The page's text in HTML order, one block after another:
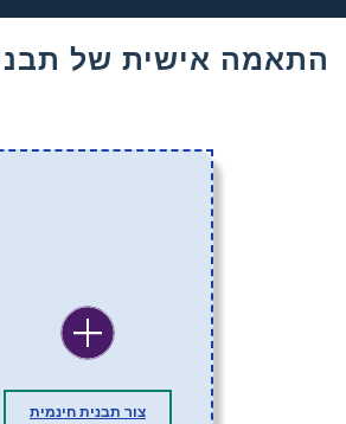
התאמה אישית של
צור תבנית חינמית